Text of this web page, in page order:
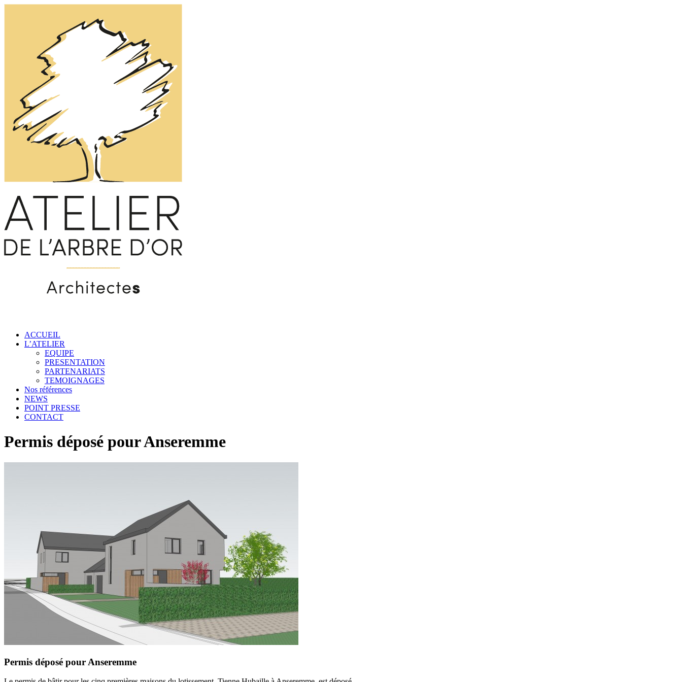
ACCUEIL
L’ATELIER
EQUIPE
PRESENTATION
PARTENARIATS
TEMOIGNAGES
Nos références
NEWS
POINT PRESSE
CONTACT
Permis déposé pour Anseremme
Permis déposé pour Anseremme